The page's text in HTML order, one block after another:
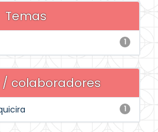
Temas
1
/ colaboradores
1